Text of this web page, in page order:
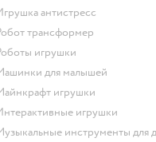
Игрушка антистресс
Робот трансформер
Роботы игрушки
Машинки для малышей
Майнкрафт игрушки
Интерактивные игрушки
Музыкальные инструменты для